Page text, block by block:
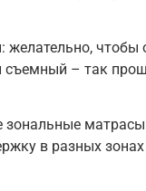
желательно, чтобы
– так
зональные
в разных